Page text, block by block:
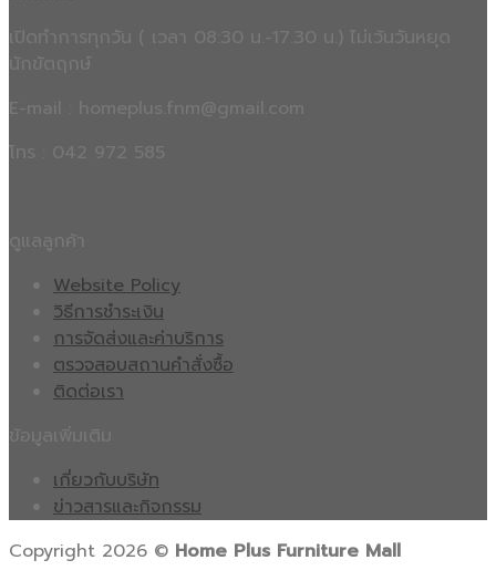
เปิดทำการทุกวัน ( เวลา 08:30 น.-17.30 น.) ไม่เว้นวันหยุด
E-mail : homeplus.fnm@gmail.com
โทร : 042 972 585
Website Policy
วิธีการชำระเงิน
การจัดส่งและค่าบริการ
ตรวจสอบสถานคำสั่งซื้อ
ติดต่อเรา
เกี่ยวกับบริษัท
ข่าวสารและกิจกรรม
Copyright 2026 © Home Plus Furniture Mall